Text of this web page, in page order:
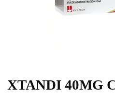
XTANDI 40MG